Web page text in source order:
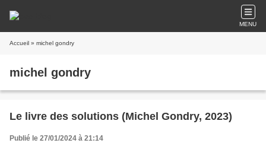
MENU
Accueil » michel gondry
michel gondry
Le livre des solutions (Michel Gondry, 2023)
Publié le 27/01/2024 à 21:14